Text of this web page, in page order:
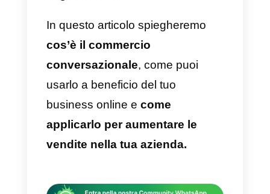
questa nuova realtà data dalla
pandemia che si crea il
commercio conversazionale,.
Attraverso questo approccio, le
aziende possono valutare e
individui. Trattandoli come se